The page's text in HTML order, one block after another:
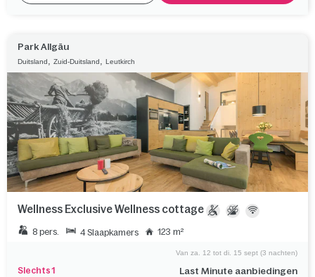
Park Allgäu
Duitsland Zuid-Duitsland Leutkirch
Wellness Exclusive Wellness cottage
8 pers. 4 Slaapkamers 123 m²
Slechts 1 Last Minute aanbiedingen
Van za. 12 tot di. 15 sept (3 nachten)